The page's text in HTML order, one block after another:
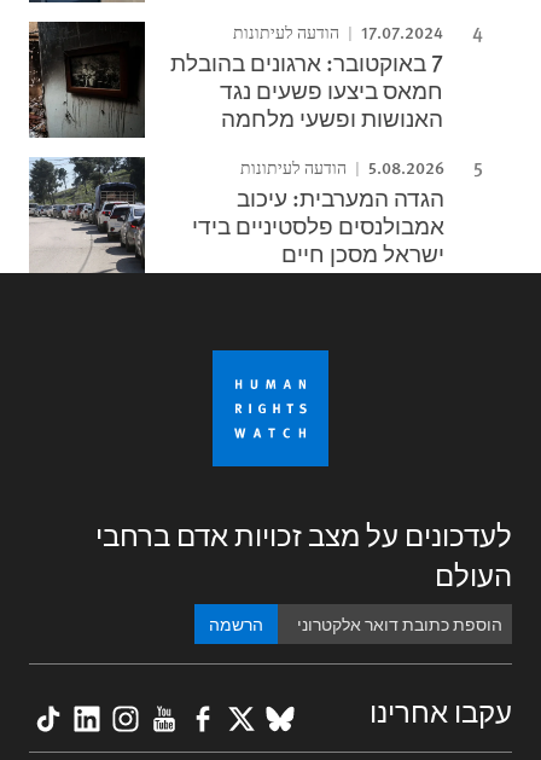
17.07.2024 הודעה לעיתונות
7 באוקטובר: ארגונים בהובלת
חמאס ביצעו פשעים נגד
האנושות ופשעי מלחמה
5.08.2026 הודעה לעיתונות
הגדה המערבית: עיכוב
אמבולנסים פלסטיניים בידי
ישראל מסכן חיים
לעדכונים על מצב זכויות אדם ברחבי
העולם
הרשמה
עקבו אחרינו BlueSky
X
Facebook
YouTube